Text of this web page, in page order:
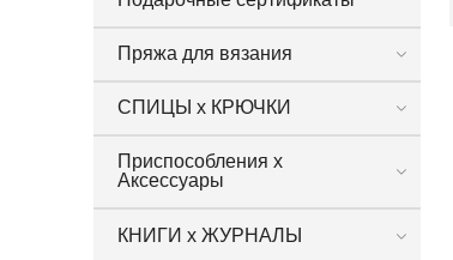
Пряжа для вязания
СПИЦЫ х КРЮЧКИ
Приспособления х
Аксессуары
КНИГИ х ЖУРНАЛЫ